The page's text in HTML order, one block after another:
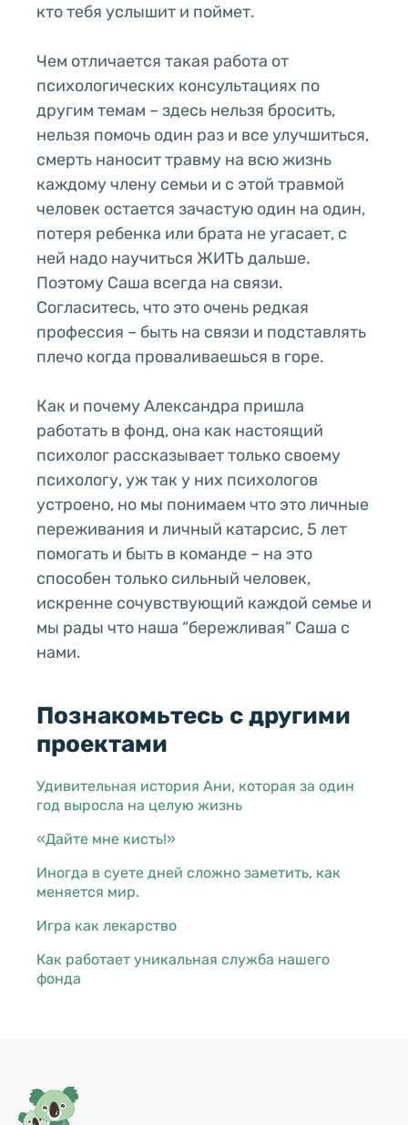
кто тебя услышит и поймет.
Чем отличается такая работа от
психологических консультациях по
другим темам – здесь нельзя бросить,
нельзя помочь один раз и все улучшиться,
смерть наносит травму на всю жизнь
каждому члену семьи и с этой травмой
человек остается зачастую один на один,
потеря ребенка или брата не угасает, с
ней надо научиться ЖИТЬ дальше.
Поэтому Саша всегда на связи.
Согласитесь, что это очень редкая
профессия – быть на связи и подставлять
плечо когда проваливаешься в горе.
Как и почему Александра пришла
работать в фонд, она как настоящий
психолог рассказывает только своему
психологу, уж так у них психологов
устроено, но мы понимаем что это личные
переживания и личный катарсис, 5 лет
помогать и быть в команде – на это
способен только сильный человек,
искренне сочувствующий каждой семье и
мы рады что наша “бережливая” Саша с
нами.
Познакомьтесь с другими
проектами
Удивительная история Ани, которая за один
год выросла на целую жизнь
«Дайте мне кисть!»
Иногда в суете дней сложно заметить, как
меняется мир.
Игра как лекарство
Как работает уникальная служба нашего
фонда